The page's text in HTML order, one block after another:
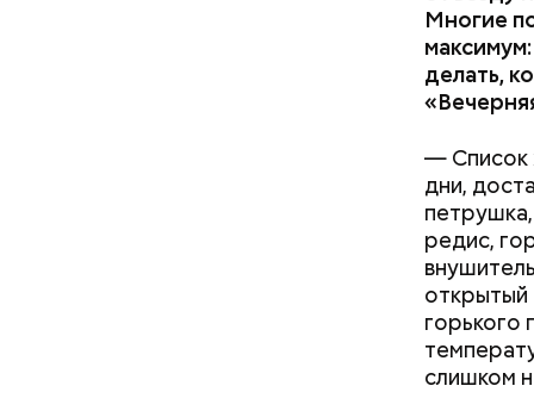
Многие
делать,
— Список
дни,
редис,
открытый
горького
слишком
с
лишним